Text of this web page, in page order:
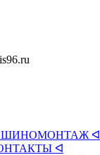
ШИНОМОНТАЖ ᐊ
ᐊ